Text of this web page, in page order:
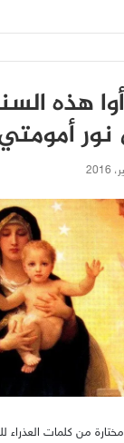
هذه
أمومتي
من كلمات العذراء